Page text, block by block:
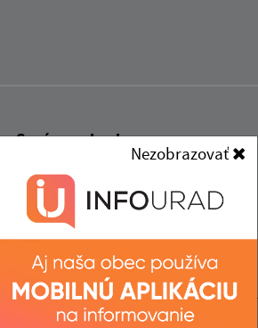
Nezobrazovať
Správca obsahu:
Správca obsahu je Obec Rákoš.
Vytvorené v súlade s Jednotným
dizajn manuálom elektronických
služieb.